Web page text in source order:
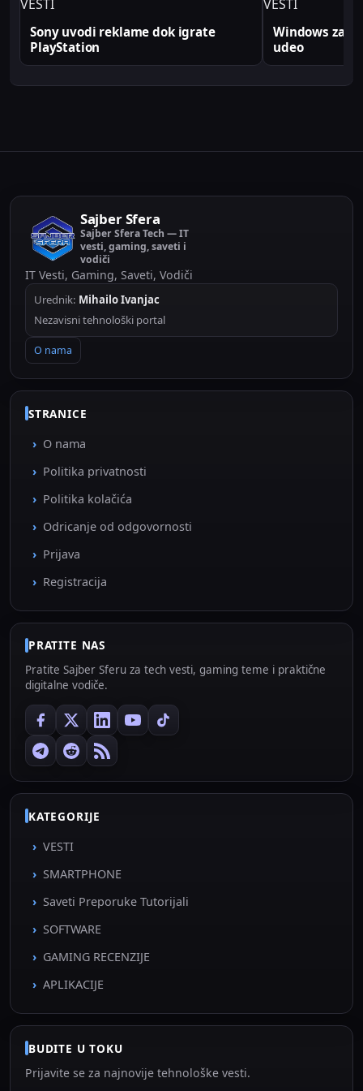
VESTI
Sony uvodi reklame dok igrate
PlayStation
VESTI
Windows
udeo
Sajber Sfera
Sajber Sfera Tech — IT
vesti, gaming, saveti i
vodiči
IT Vesti, Gaming, Saveti, Vodiči
Urednik: Mihailo Ivanjac
Nezavisni tehnološki portal
O nama
STRANICE
O nama
Politika privatnosti
Politika kolačića
Odricanje od odgovornosti
Prijava
Registracija
PRATITE NAS
Pratite Sajber Sferu za tech vesti, gaming teme i praktične
digitalne vodiče.
KATEGORIJE
VESTI
SMARTPHONE
Saveti Preporuke Tutorijali
SOFTWARE
GAMING RECENZIJE
APLIKACIJE
BUDITE U TOKU
Prijavite se za najnovije tehnološke vesti.